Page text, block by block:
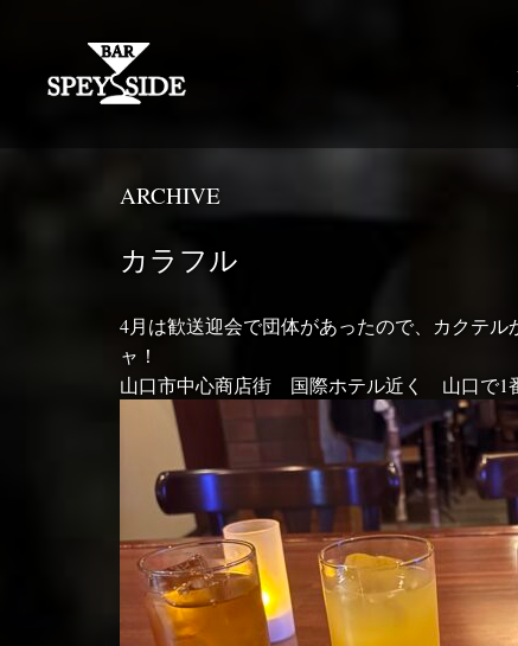
ARCHIVE
カラフル
4月は歓送迎会で団体があったので、カクテ
ャ！
山口市中心商店街 国際ホテル近く 山口で1